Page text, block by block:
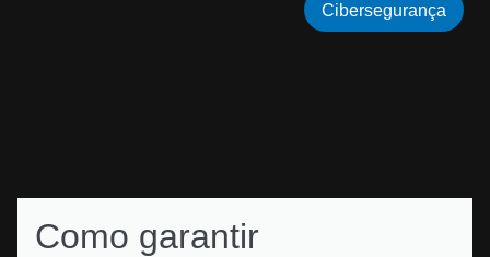
Como garantir
Cibersegurança